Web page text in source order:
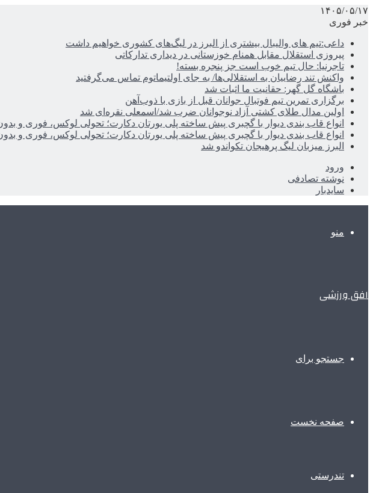
۱۴۰۵/۰۵/۱۷
خبر فوری
داعی:تیم های والیبال بیشتری از البرز در لیگ‌های کشوری خواهیم داشت
پیروزی استقلال مقابل همنام خوزستانی در دیداری تدارکاتی
تاجرنیا: حال تیم خوب است جز پنجره بسته!
واکنش تند رضاییان به استقلالی‌ها/ به جای اولتیماتوم تماس می‌گرفتید
باشگاه گل گهر: حقانیت ما اثبات شد
برگزاری تمرین تیم فوتبال جوانان قبل از بازی با ذوب‌آهن
اولین مدال طلای کشتی آزاد نوجوانان ضرب شد/اسمعلی نقره‌ای شد
انواع قاب بندی دیوار با گچبری پیش ساخته پلی یورتان دکارت؛ تحولی لوکس، فوری و
انواع قاب بندی دیوار با گچبری پیش ساخته پلی یورتان دکارت؛ تحولی لوکس، فوری و
البرز میزبان لیگ پرهیجان تکواندو شد
ورود
نوشته تصادفی
سایدبار
منو
افق ورزشی
جستجو برای
صفحه نخست
تندرستی